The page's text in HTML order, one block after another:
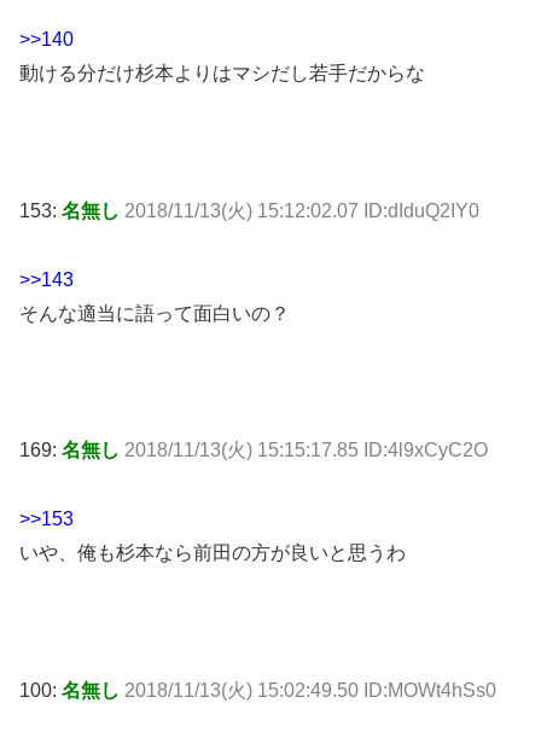
>>140
動ける分だけ杉本よりはマシだし若手だからな
153: 名無し 2018/11/13(火) 15:12:02.07 ID:dIduQ2IY0
>>143
そんな適当に語って面白いの？
169: 名無し 2018/11/13(火) 15:15:17.85 ID:4l9xCyC2O
>>153
いや、俺も杉本なら前田の方が良いと思うわ
100: 名無し 2018/11/13(火) 15:02:49.50 ID:MOWt4hSs0